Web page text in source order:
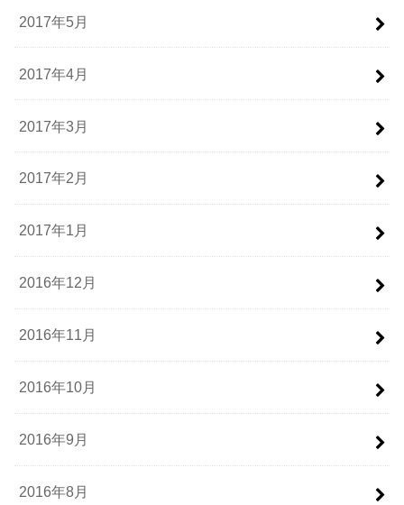
2017年5月
2017年4月
2017年3月
2017年2月
2017年1月
2016年12月
2016年11月
2016年10月
2016年9月
2016年8月